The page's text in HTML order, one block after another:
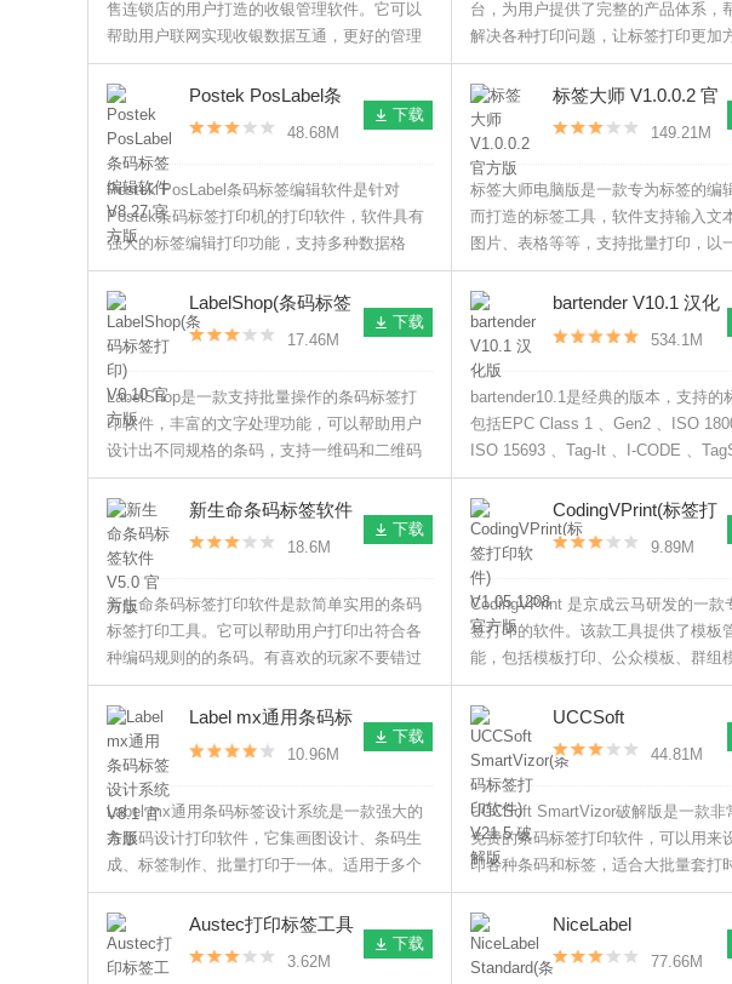
售连锁店的用户打造的收银管理软件。它可以
帮助用户联网实现收银数据互通，更好的管理
旗下的连锁门店，操作简单，方便快捷，非常
好用。
台，为用户提供了完整的产品体系，
解决各种打印问题，让标签打印更加
捷。
Postek PosLabel条
码标签编辑软件
V8.27 官方版
48.68M
下载
Postek PosLabel条码标签编辑软件是针对
Postek条码标签打印机的打印软件，软件具有
强大的标签编辑打印功能，支持多种数据格
式，支持多种条码码制，支持数据库连接、支
持VBScript脚本功能，能够帮助用户快速打印
出条形码。
标签大师 V1.0.0.2 官
方版
149.21M
标签大师电脑版是一款专为标签的编
而打造的标签工具，软件支持输入文
图片、表格等等，支持批量打印，以
导入Excel文件，批量打印数据，内
板，为您提供更便捷、智能和高效的
式。
LabelShop(条码标签
打印) V6.10 官方版
17.46M
下载
LabelShop是一款支持批量操作的条码标签打
印软件，丰富的文字处理功能，可以帮助用户
设计出不同规格的条码，支持一维码和二维码
设计，多种数据源格式可自由导入，适用于多
种品牌的条码打印机和普通打印机。
bartender V10.1 汉化
版
534.1M
bartender10.1是经典的版本，支持的
包括EPC Class 1 、Gen2 、ISO
ISO 15693 、Tag-It 、I-CODE 、
My-d 、Picotag ，支持的数据格式包
Mart 、DoD、EPC 和定制格式。
新生命条码标签软件
V5.0 官方版
18.6M
下载
新生命条码标签打印软件是款简单实用的条码
标签打印工具。它可以帮助用户打印出符合各
种编码规则的的条码。有喜欢的玩家不要错过
了。
CodingVPrint(标签打
印软件) V1.05.1208
9.89M
CodingVPrint 是京成云马研发的一款
签打印的软件。该款工具提供了模板
能，包括模板打印、公众模板、群组
允许用户设置标签内容，还可随时对
进行调整，支持导入labelshop模板。
Label mx通用条码标
签设计系统 V8.1 官
10.96M
下载
Label mx通用条码标签设计系统是一款强大的
条形码设计打印软件，它集画图设计、条码生
成、标签制作、批量打印于一体。适用于多个
行业领域，比如吊牌证卡、产品标签、图书管
理、包装印刷等。
UCCSoft
SmartVizor(条码标签
打印软件) V21.5 破
44.81M
UCCSoft SmartVizor破解版是一款非
免费的条码标签打印软件，可以用来
印各种条码和标签，适合大批量套打
Austec打印标签工具
V1.5 官方版
3.62M
下载
NiceLabel
Standard(条码标签设
计软件) V6.5.1.12539
77.66M